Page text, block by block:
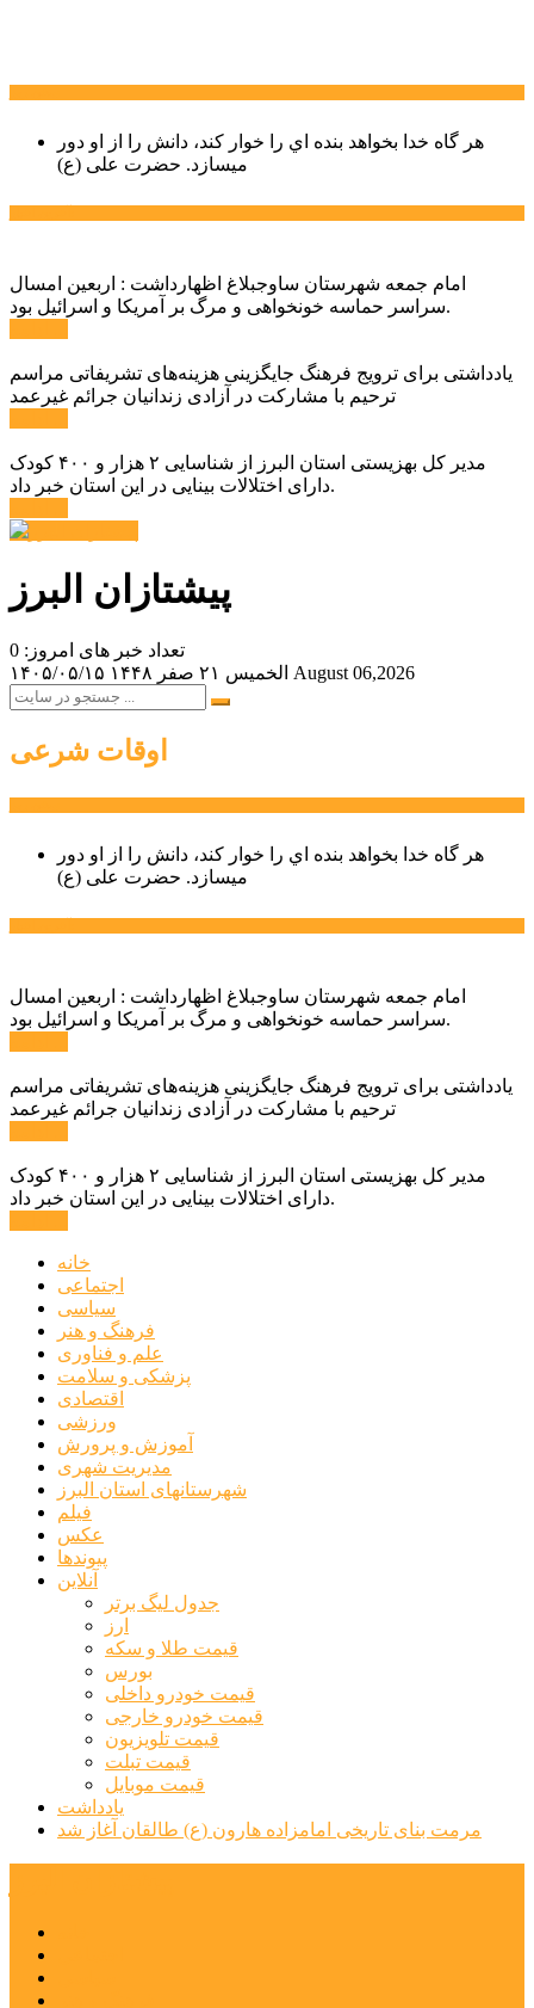
هر گاه خدا بخواهد بنده اي را خوار كند، دانش را از او دور
میسازد. حضرت علی (ع)
امام جمعه شهرستان ساوجبلاغ اظهارداشت : اربعین امسال
سراسر حماسه خونخواهی و مرگ بر آمریکا و اسرائیل بود.
یادداشتی برای ترویج فرهنگ جایگزینی هزینه‌های تشریفاتی مراسم
ترحیم با مشارکت در آزادی زندانیان جرائم غیرعمد
مدیر کل بهزیستی استان البرز از شناسایی ۲ هزار و ۴۰۰ کودک
دارای اختلالات بینایی در این استان خبر داد.
پیشتازان البرز
تعداد خبر های امروز: 0
۱۴۰۵/۰۵/۱۵
الخميس ۲۱ صفر ۱۴۴۸ August 06,2026
اوقات شرعی
هر گاه خدا بخواهد بنده اي را خوار كند، دانش را از او دور
میسازد. حضرت علی (ع)
امام جمعه شهرستان ساوجبلاغ اظهارداشت : اربعین امسال
سراسر حماسه خونخواهی و مرگ بر آمریکا و اسرائیل بود.
یادداشتی برای ترویج فرهنگ جایگزینی هزینه‌های تشریفاتی مراسم
ترحیم با مشارکت در آزادی زندانیان جرائم غیرعمد
مدیر کل بهزیستی استان البرز از شناسایی ۲ هزار و ۴۰۰ کودک
دارای اختلالات بینایی در این استان خبر داد.
خانه
اجتماعی
سیاسی
فرهنگ و هنر
علم و فناوری
پزشکی و سلامت
اقتصادی
ورزشی
آموزش و پرورش
مدیریت شهری
شهرستانهای استان البرز
فیلم
عکس
پیوندها
آنلاین
جدول لیگ برتر
ارز
قیمت طلا و سکه
بورس
قیمت خودرو داخلی
قیمت خودرو خارجی
قیمت تلویزیون
قیمت تبلت
قیمت موبایل
یادداشت
مرمت بنای تاریخی امامزاده هارون (ع) طالقان آغاز شد